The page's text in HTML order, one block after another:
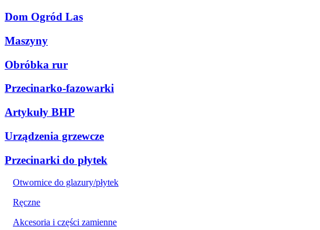
Dom Ogród Las
Maszyny
Obróbka rur
Przecinarko-fazowarki
Artykuły BHP
Urządzenia grzewcze
Przecinarki do płytek
Otwornice do glazury/płytek
Ręczne
Akcesoria i części zamienne